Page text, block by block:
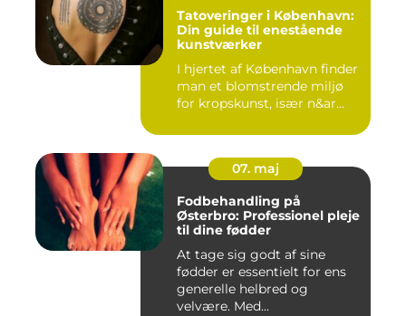
Tatoveringer i København:
Din guide til enestående
kunstværker
I hjertet af København finder
man et blomstrende miljø
for kropskunst, især n&ar...
07. maj
Fodbehandling på
Østerbro: Professionel pleje
til dine fødder
At tage sig godt af sine
fødder er essentielt for ens
generelle helbred og
velvære. Med...